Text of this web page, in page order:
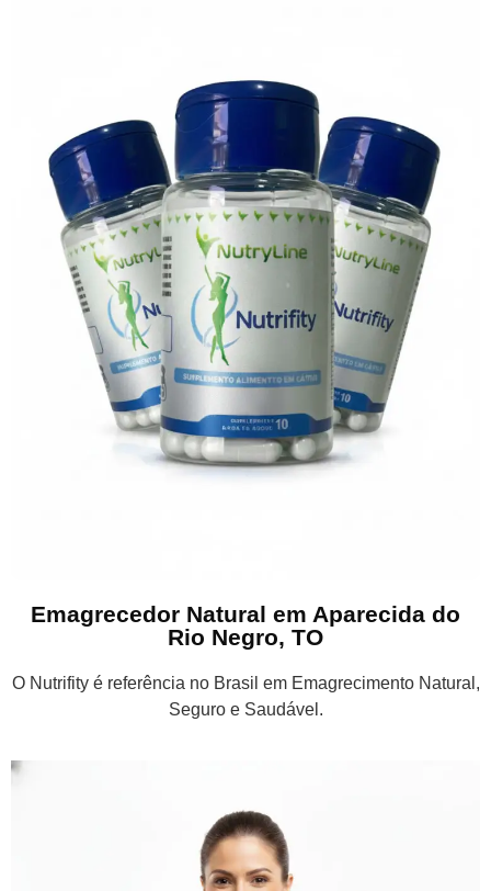
Emagrecedor Natural em Aparecida do
Rio Negro, TO
O Nutrifity é referência no Brasil em Emagrecimento Natural,
Seguro e Saudável.